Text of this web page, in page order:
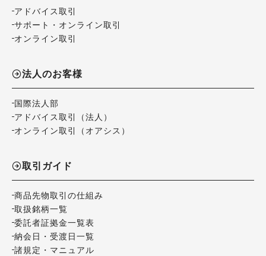
アドバイス取引
サポート・オンライン取引
オンライン取引
法人のお客様
国際法人部
アドバイス取引（法人）
オンライン取引（オアシス）
取引ガイド
商品先物取引の仕組み
取扱銘柄一覧
委託者証拠金一覧表
納会日・受渡日一覧
諸規定・マニュアル